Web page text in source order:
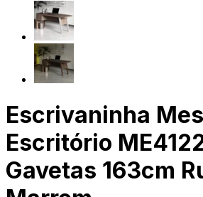
Escrivaninha
Escritório
Gavetas 163cm